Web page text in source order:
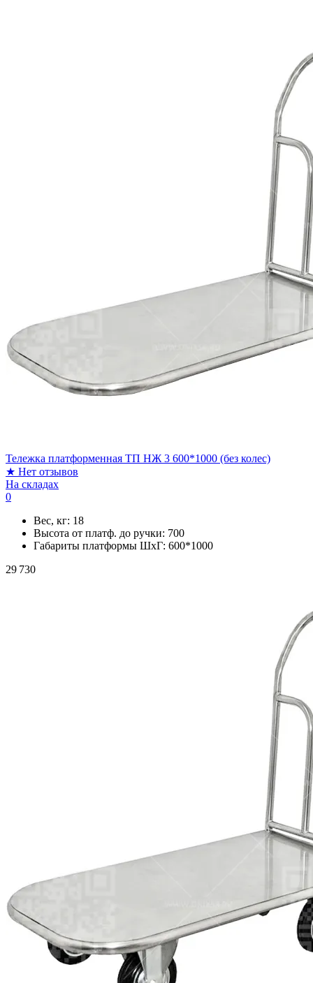
Тележка платформенная ТП НЖ 3 600*1000 (без колес)
★ Нет отзывов
На складах
0
Вес, кг: 18
Высота от платф. до ручки: 700
Габариты платформы ШxГ: 600*1000
29 730